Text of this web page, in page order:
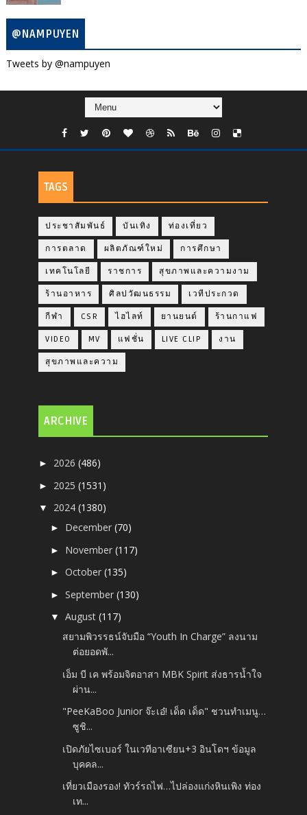
@NAMPUYEN
Tweets by @nampuyen
TAGS
ประชาสัมพันธ์ บันเทิง ท่องเที่ยว
การตลาด ผลิตภัณฑ์ใหม่ การศึกษา
เทคโนโลยี ราชการ สุขภาพและความงาม
ร้านอาหาร ศิลปวัฒนธรรม เวทีประกวด
กีฬา CSR ไฮไลท์ ยานยนต์ ร้านกาแฟ
VIDEO MV แฟชั่น LIVE CLIP งาน
สุขภาพและความ
ARCHIVE
► 2026(486)
► 2025(1531)
▼ 2024(1380)
► December(70)
► November(117)
►October(135)
►September(130)
▼August(117)
สยามพิวรรธน์จับมือ “Youth In Charge” ลงนาม
ต่อยอดพั...
เอ็ม บี เค พร้อมจิตอาสา MBK Spirit ส่งธารน้ำใจ
ผ่าน...
"PeeKaBoo Junior จ๊ะเอ๋! เด็ด เด็ด" ชวนทำเมนู…
ซูชิ...
เปิดภัยไซเบอร์ ในเวทีอาเซียน+3 อินโดฯ ข้อมูล
บุคคล...
เที่ยวเมืองรอง! ทัวร์รถไฟ…ไปล่องแก่งหินเพิง ท่อง
เท...